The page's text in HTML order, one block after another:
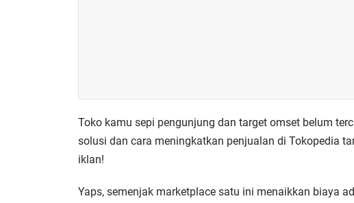
Toko kamu sepi pengunjung dan target omset belum
solusi dan cara meningkatkan penjualan di Tokopedia
iklan!
Yaps, semenjak marketplace satu ini menaikkan biaya